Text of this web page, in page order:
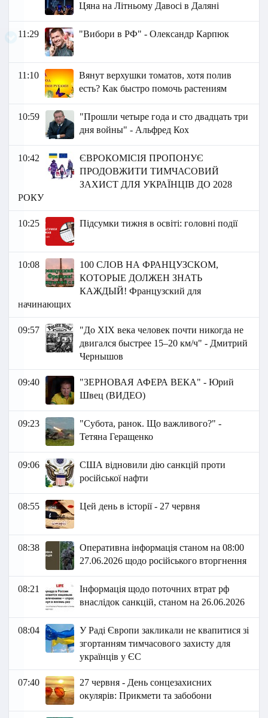
Цяна на Літньому Давосі в Даляні
11:29 "Вибори в РФ" - Олександр Карпюк
11:10
Вянут верхушки томатов, хотя полив
есть? Как быстро помочь растениям
10:59
"Прошли четыре года и сто двадцать три
дня войны" - Альфред Кох
10:42
ЄВРОКОМІСІЯ ПРОПОНУЄ
ПРОДОВЖИТИ ТИМЧАСОВИЙ
ЗАХИСТ ДЛЯ УКРАЇНЦІВ ДО 2028
РОКУ
10:25 Підсумки тижня в освіті: головні події
10:08
100 СЛОВ НА ФРАНЦУЗСКОМ,
КОТОРЫЕ ДОЛЖЕН ЗНАТЬ
КАЖДЫЙ! Французский для
начинающих
09:57
"До XIX века человек почти никогда не
двигался быстрее 15–20 км/ч" - Дмитрий
Чернышов
09:40
"ЗЕРНОВАЯ АФЕРА ВЕКА" - Юрий
Швец (ВИДЕО)
09:23
"Субота, ранок. Що важливого?" -
Тетяна Геращенко
09:06
США відновили дію санкцій проти
російської нафти
08:55 Цей день в історії - 27 червня
08:38
Оперативна інформація станом на 08:00
27.06.2026 щодо російського вторгнення
08:21
Інформація щодо поточних втрат рф
внаслідок санкцій, станом на 26.06.2026​
08:04
У Раді Європи закликали не квапитися зі
згортанням тимчасового захисту для
українців у ЄС
07:40
27 червня - День сонцезахисних
окулярів: Прикмети та забобони